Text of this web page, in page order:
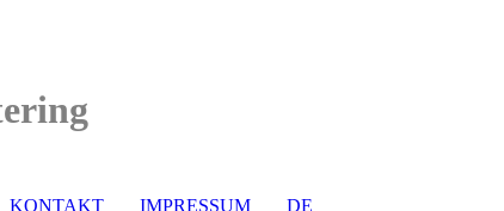
KONTAKT IMPRESSUM DE